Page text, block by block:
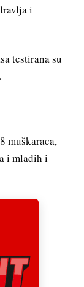
i
testirana su
muškaraca,
i mlađih i